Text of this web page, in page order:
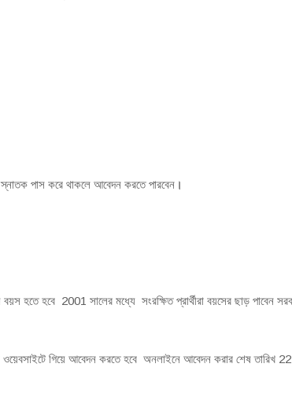
পাস করে থাকলে আবেদন করতে পারবেন।
হতে হবে 2001 সালের মধ্যে সংরক্ষিত প্রার্থীরা বয়সের ছাড় পাবেন
গিয়ে আবেদন করতে হবে অনলাইনে আবেদন করার শেষ তারিখ